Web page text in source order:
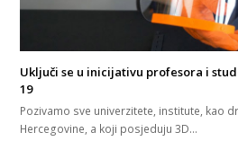
Uključi se u inicijativu profesora i
19
Pozivamo sve univerzitete, institute, kao
Hercegovine, a koji posjeduju 3D…